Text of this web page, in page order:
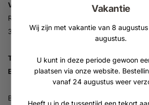
Vakantie
Wij zijn met vakantie van 8
augustus.
U kunt in deze periode gewoon
plaatsen via onze website.
vanaf 24 augustus weer
Heeft u in de tussentijd een tekort
Vitabron
Ravelijn 52
3905NV Veenendaal
Tel:
+31 (0)318 553946
Email:
info@vitabron.nl
BTW NL816914679B01